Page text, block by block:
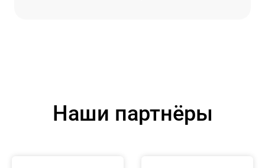
Наши партнёры